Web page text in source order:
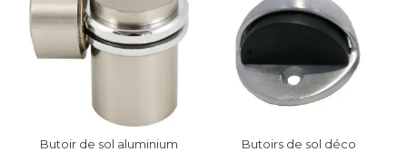
Butoir de sol aluminium
Butoirs de sol déco